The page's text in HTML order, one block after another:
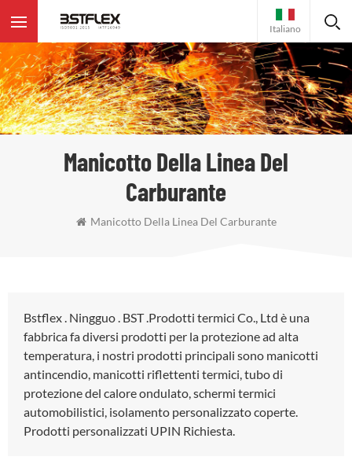
Italiano
Manicotto Della Linea Del
Carburante
Manicotto Della Linea Del Carburante
Bstflex . Ningguo . BST .Prodotti termici Co., Ltd è una
fabbrica fa diversi prodotti per la protezione ad alta
temperatura, i nostri prodotti principali sono manicotti
antincendio, manicotti riflettenti termici, tubo di
protezione del calore ondulato, schermi termici
automobilistici, isolamento personalizzato coperte.
Prodotti personalizzati UPIN Richiesta.